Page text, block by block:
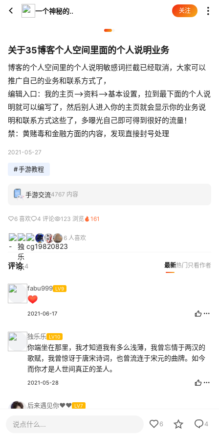
一个神秘的.. 关注
关于35博客个人空间里面的个人说明业务
博客的个人空间里的个人说明敏感词拦截已经取消，大家可以
推广自己的业务和联系方式了，
编辑入口：我的主页—>资料—>基本设置，拉到最下面的个人说
明就可以编写了，然后别人进入你的主页就会显示你的业务说
明和联系方式这些了，多曝光自己即可得到很好的流量！
禁：黄赌毒和金融方面的内容，发现直接封号处理
2021-05-27
#手游教程
手游交流4767 内容
6 喜欢 4 评论 123 浏览 161
6 人喜欢
评论4 最新热门 只看作者
fabu999 LV9
2021-06-17
独乐乐 LV10
你端坐在那里，我才知道我有多么浅薄，我曾忘情于两汉的
歌赋，我曾惊讶于唐宋诗词，也曾流连于宋元的曲牌。如今
而你才是人世间真正的圣人。
2021-05-28
后来遇见你❤️❤️ LV7
说点什么... 6 4